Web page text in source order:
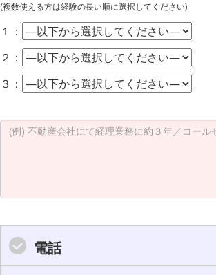
(複数使える方は経験の長い順に選択してください)
１：
２：
３：
電話